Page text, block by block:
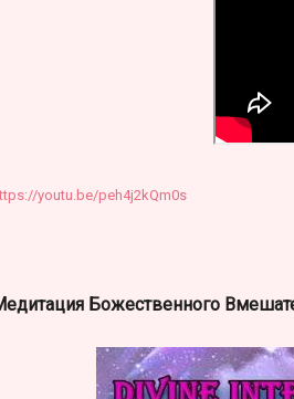
youtu.be/peh4j2kQm0s
Божественного